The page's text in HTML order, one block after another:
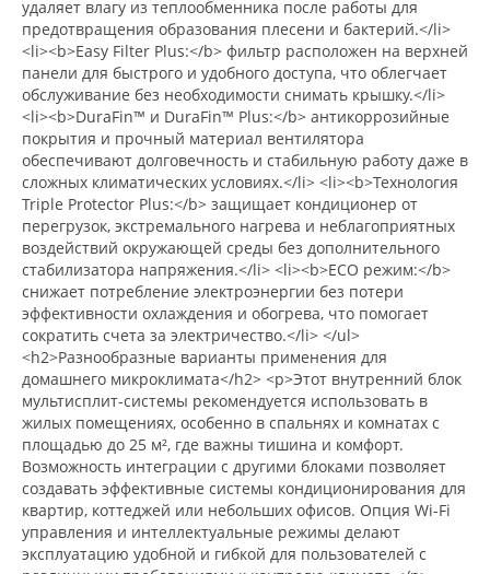
удаляет влагу из теплообменника после работы для
предотвращения образования плесени и бактерий.</li>
<li><b>Easy Filter Plus:</b> фильтр расположен на верхней
панели для быстрого и удобного доступа, что облегчает
обслуживание без необходимости снимать крышку.</li>
<li><b>DuraFin™ и DuraFin™ Plus:</b> антикоррозийные
покрытия и прочный материал вентилятора
обеспечивают долговечность и стабильную работу даже в
сложных климатических условиях.</li> <li><b>Технология
Triple Protector Plus:</b> защищает кондиционер от
перегрузок, экстремального нагрева и неблагоприятных
воздействий окружающей среды без дополнительного
стабилизатора напряжения.</li> <li><b>ECO режим:</b>
снижает потребление электроэнергии без потери
эффективности охлаждения и обогрева, что помогает
сократить счета за электричество.</li> </ul>
<h2>Разнообразные варианты применения для
домашнего микроклимата</h2> <p>Этот внутренний блок
мультисплит-системы рекомендуется использовать в
жилых помещениях, особенно в спальнях и комнатах с
площадью до 25 м², где важны тишина и комфорт.
Возможность интеграции с другими блоками позволяет
создавать эффективные системы кондиционирования для
квартир, коттеджей или небольших офисов. Опция Wi-Fi
управления и интеллектуальные режимы делают
эксплуатацию удобной и гибкой для пользователей с